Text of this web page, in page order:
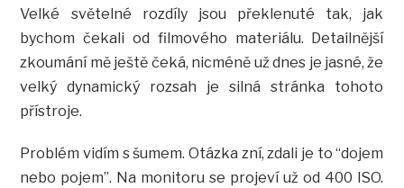
Velké světelné rozdíly jsou překlenuté tak, jak
bychom čekali od filmového materiálu. Detailnější
zkoumání mě ještě čeká, nicméně už dnes je jasné, že
velký dynamický rozsah je silná stránka tohoto
přístroje.
Problém vidím s šumem. Otázka zní, zdali je to “dojem
nebo pojem”. Na monitoru se projeví už od 400 ISO.